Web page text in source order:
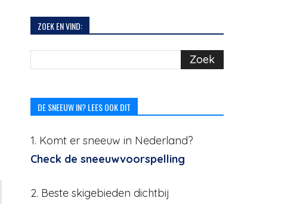
ZOEK EN VIND:
DE SNEEUW IN? LEES OOK DIT
1. Komt er sneeuw in Nederland?
Check de sneeuwvoorspelling
2. Beste skigebieden dichtbij